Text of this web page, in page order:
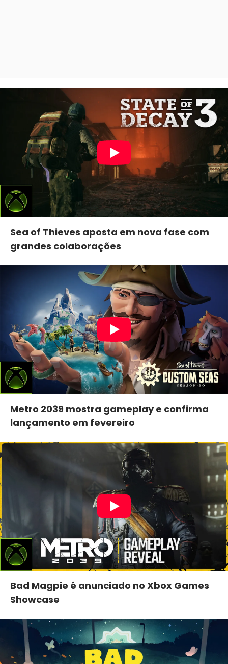
Sea of Thieves aposta em nova fase com
grandes colaborações
Metro 2039 mostra gameplay e confirma
lançamento em fevereiro
Bad Magpie é anunciado no Xbox Games
Showcase